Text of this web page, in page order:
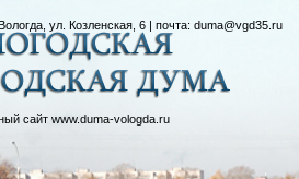
ул. Козленская, 6 | почта: duma@vgd35.ru
сайт www.duma-vologda.ru